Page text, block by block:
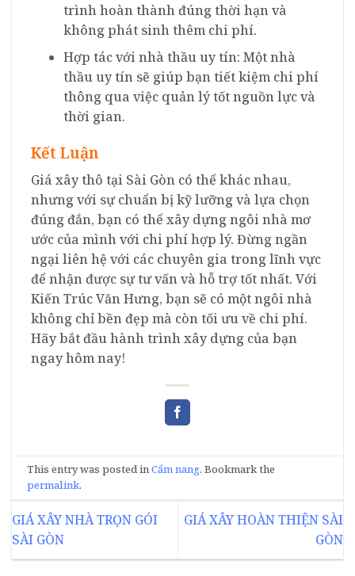
trình hoàn thành đúng thời hạn và
không phát sinh thêm chi phí.
Hợp tác với nhà thầu uy tín: Một nhà
thầu uy tín sẽ giúp bạn tiết kiệm chi phí
thông qua việc quản lý tốt nguồn lực và
thời gian.
Kết Luận
Giá xây thô tại Sài Gòn có thể khác nhau,
nhưng với sự chuẩn bị kỹ lưỡng và lựa chọn
đúng đắn, bạn có thể xây dựng ngôi nhà mơ
ước của mình với chi phí hợp lý. Đừng ngần
ngại liên hệ với các chuyên gia trong lĩnh vực
để nhận được sự tư vấn và hỗ trợ tốt nhất. Với
Kiến Trúc Văn Hưng, bạn sẽ có một ngôi nhà
không chỉ bền đẹp mà còn tối ưu về chi phí.
Hãy bắt đầu hành trình xây dựng của bạn
ngay hôm nay!
This entry was posted inCẩm nang. Bookmark the
permalink.
GIÁ XÂY NHÀ TRỌN GÓI
SÀI GÒN
GIÁ XÂY HOÀN THIỆN SÀI
GÒN